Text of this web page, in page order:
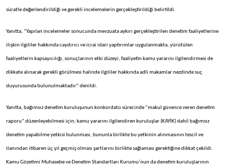
süratle değerlendirildiği ve gerekli incelemelerin gerçekleştirildiği belirtildi.
Yanıtta, “Yapılan incelemeler sonucunda mevzuata aykırı gerçekleştirilen denetim faaliyetlerine
ilişkin ilgililer hakkında caydırıcı ve icrai idari yaptırımlar uygulanmakta, yürütülen
faaliyetlerin kapsayıcılığı, sonuçlarının etki düzeyi, faaliyetin kamu yararını ilgilendirmesi de
dikkate alınarak gerekli görülmesi halinde ilgililer hakkında adli makamlar nezdinde suç
duyurusunda bulunulmaktadır” denildi.
Yanıtta, bağımsız denetim kuruluşunun konkordato sürecinde “makul güvence veren denetim
raporu” düzenleyebilmesi için; kamu yararını ilgilendiren kuruluşlar (KAYİK) dahil bağımsız
denetim yapabilme yetkisi bulunması, bununla birlikte bu yetkinin alınmasının tescil ve
ilanından itibaren üç yıl geçmiş olması şartlarını birlikte sağlaması gerektiğine dikkat çekildi.
Kamu Gözetimi Muhasebe ve Denetim Standartları Kurumu’nun da denetim kuruluşlarının